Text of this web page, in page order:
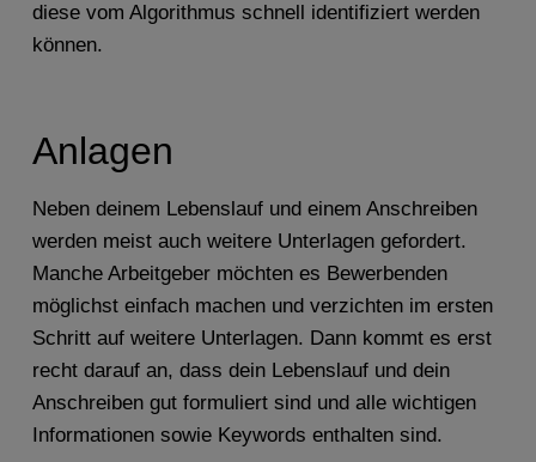
diese vom Algorithmus schnell identifiziert werden
können.
Anlagen
Neben deinem Lebenslauf und einem Anschreiben
werden meist auch weitere Unterlagen gefordert.
Manche Arbeitgeber möchten es Bewerbenden
möglichst einfach machen und verzichten im ersten
Schritt auf weitere Unterlagen. Dann kommt es erst
recht darauf an, dass dein Lebenslauf und dein
Anschreiben gut formuliert sind und alle wichtigen
Informationen sowie Keywords enthalten sind.